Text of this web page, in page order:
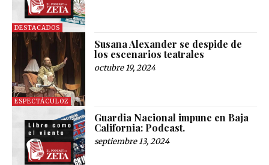
DESTACADOS
ESPECTÁCULOZ
Susana Alexander se despide de
los escenarios teatrales
octubre 19, 2024
Guardia Nacional impune en Baja
California: Podcast.
septiembre 13, 2024